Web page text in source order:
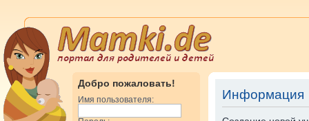
Добро пожаловать!
Имя пользователя: Информация